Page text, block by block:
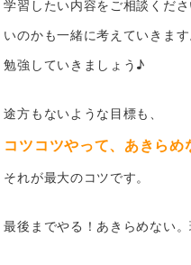
学習したい内容をご相談くだ
いのかも一緒に考えていきます
勉強していきましょう♪
途方もないような目標も、
コツコツやって、あきらめ
それが最大のコツです。
最後までやる！あきらめない。